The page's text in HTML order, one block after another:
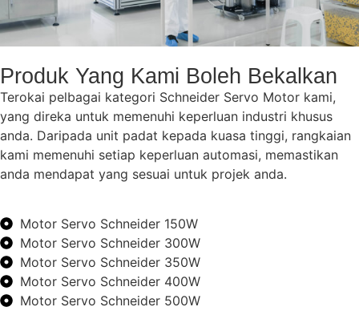
Produk Yang Kami Boleh Bekalkan
Terokai pelbagai kategori Schneider Servo Motor kami,
yang direka untuk memenuhi keperluan industri khusus
anda. Daripada unit padat kepada kuasa tinggi, rangkaian
kami memenuhi setiap keperluan automasi, memastikan
anda mendapat yang sesuai untuk projek anda.
Motor Servo Schneider 150W
Motor Servo Schneider 300W
Motor Servo Schneider 350W
Motor Servo Schneider 400W
Motor Servo Schneider 500W